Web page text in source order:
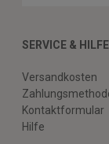
SERVICE & HILFE
Versandkosten
Kontaktformular
Hilfe